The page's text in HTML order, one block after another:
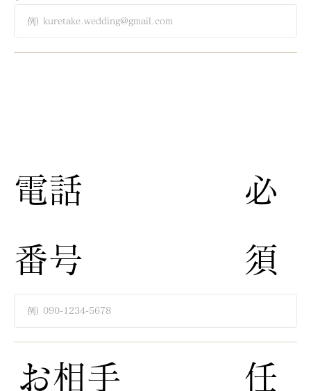
​必
須​
​電話
番号
​お相手 ​任